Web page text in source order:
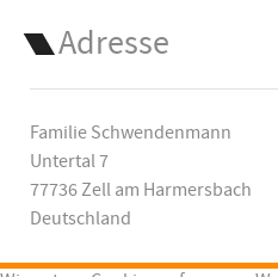
Adresse
Familie Schwendenmann
Untertal 7
77736 Zell am Harmersbach
Deutschland